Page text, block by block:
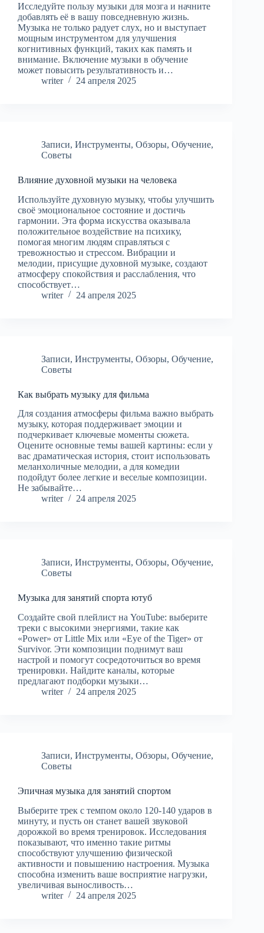
Исследуйте пользу музыки для мозга и начните
добавлять её в вашу повседневную жизнь.
Музыка не только радует слух, но и выступает
мощным инструментом для улучшения
когнитивных функций, таких как память и
внимание. Включение музыки в обучение
может повысить результативность и…
writer
24 апреля 2025
Записи, Инструменты, Обзоры, Обучение,
Советы
Влияние духовной музыки на человека
Используйте духовную музыку, чтобы улучшить
своё эмоциональное состояние и достичь
гармонии. Эта форма искусства оказывала
положительное воздействие на психику,
помогая многим людям справляться с
тревожностью и стрессом. Вибрации и
мелодии, присущие духовной музыке, создают
атмосферу спокойствия и расслабления, что
способствует…
writer
24 апреля 2025
Записи, Инструменты, Обзоры, Обучение,
Советы
Как выбрать музыку для фильма
Для создания атмосферы фильма важно выбрать
музыку, которая поддерживает эмоции и
подчеркивает ключевые моменты сюжета.
Оцените основные темы вашей картины: если у
вас драматическая история, стоит использовать
меланхоличные мелодии, а для комедии
подойдут более легкие и веселые композиции.
Не забывайте…
writer
24 апреля 2025
Записи, Инструменты, Обзоры, Обучение,
Советы
Музыка для занятий спорта ютуб
Создайте свой плейлист на YouTube: выберите
треки с высокими энергиями, такие как
«Power» от Little Mix или «Eye of the Tiger» от
Survivor. Эти композиции поднимут ваш
настрой и помогут сосредоточиться во время
тренировки. Найдите каналы, которые
предлагают подборки музыки…
writer
24 апреля 2025
Записи, Инструменты, Обзоры, Обучение,
Советы
Эпичная музыка для занятий спортом
Выберите трек с темпом около 120-140 ударов в
минуту, и пусть он станет вашей звуковой
дорожкой во время тренировок. Исследования
показывают, что именно такие ритмы
способствуют улучшению физической
активности и повышению настроения. Музыка
способна изменить ваше восприятие нагрузки,
увеличивая выносливость…
writer
24 апреля 2025